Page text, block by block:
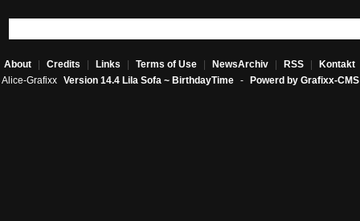
About Credits Links Terms of Use NewsArchiv RSS Kontakt
Alice-Grafixx Version 14.4 Lila Sofa ~ BirthdayTime - Powerd by Grafixx-CMS